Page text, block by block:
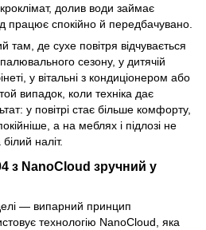
долив води займає
працює спокійно й передбачувано.
де сухе повітря відчувається
сезону, у дитячій
у вітальні з кондиціонером або
випадок, коли техніка дає
у повітрі стає більше комфорту,
а на меблях і підлозі не
наліт.
з NanoCloud зручний у
— випарний принцип
технологію NanoCloud, яка